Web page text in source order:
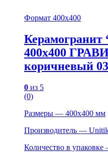
Формат 400х400
400х400
коричневый 03
0 из 5
(0)
Размеры — 400х400 мм
Производитель —
Количество в